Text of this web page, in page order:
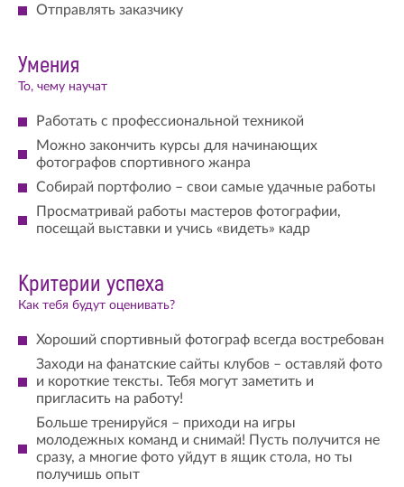
Отправлять заказчику
Умения
То, чему научат
Работать с профессиональной техникой
Можно закончить курсы для начинающих
фотографов спортивного жанра
Собирай портфолио – свои самые удачные работы
Просматривай работы мастеров фотографии,
посещай выставки и учись «видеть» кадр
Критерии успеха
Как тебя будут оценивать?
Хороший спортивный фотограф всегда востребован
Заходи на фанатские сайты клубов – оставляй фото
и короткие тексты. Тебя могут заметить и
пригласить на работу!
Больше тренируйся – приходи на игры
молодежных команд и снимай! Пусть получится не
сразу, а многие фото уйдут в ящик стола, но ты
получишь опыт